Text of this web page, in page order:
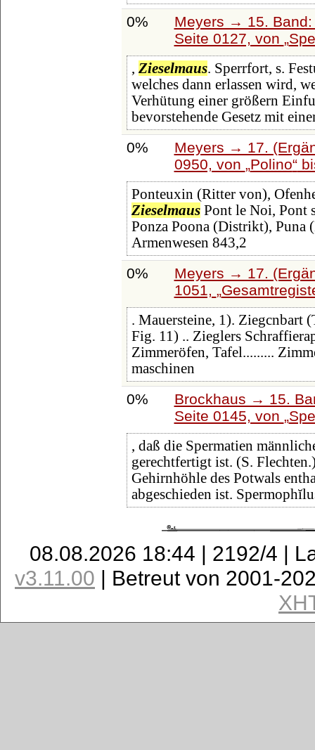
0%
Meyers → 15.
Seite 0127, von
, Zieselmaus. Sperrfort, s.
welches dann erlassen wird,
Verhütung einer größern
bevorstehende Gesetz mit
0%
Meyers → 17.
0950, von Polino
Ponteuxin (Ritter von),
ZieselmausPont le Noi, Pont
Ponza Poona (Distrikt),
Armenwesen 843,2
0%
Meyers → 17.
1051,
. Mauersteine, 1). Ziegcnbart
Fig. 11) .. Zieglers
Zimmeröfen, Tafel.........
maschinen
0%
Brockhaus → 15.
Seite 0145, von
, daß die Spermatien
gerechtfertigt ist. (S.
Gehirnhöhle des Potwals
abgeschieden ist.
08.08.2026 18:44 | 2192/4 |
v3.11.00 | Betreut von 2001-